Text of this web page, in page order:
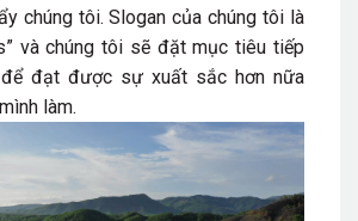
chúng tôi. Slogan của chúng tôi là
và chúng tôi sẽ đặt mục tiêu tiếp
đạt được sự xuất sắc hơn nữa
làm.